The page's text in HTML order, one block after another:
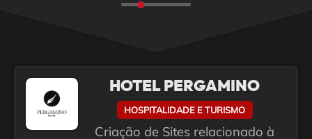
HOTEL PERGAMINO
HOSPITALIDADE E TURISMO
Criação de Sites relacionado à